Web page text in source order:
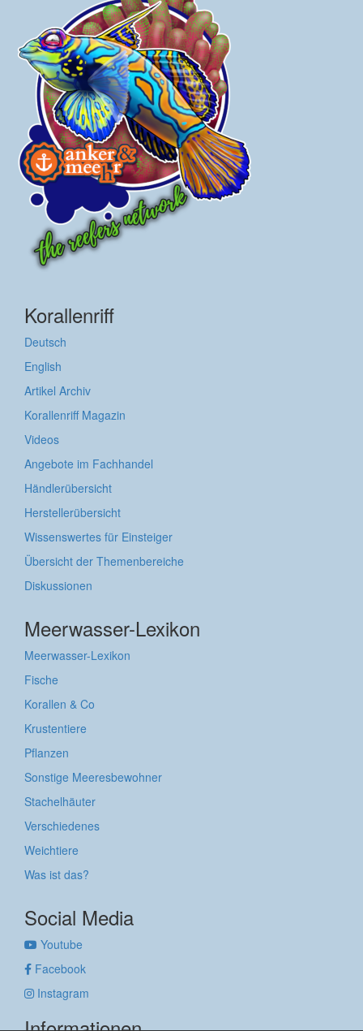
Korallenriff
Deutsch
English
Artikel Archiv
Korallenriff Magazin
Videos
Angebote im Fachhandel
Händlerübersicht
Herstellerübersicht
Wissenswertes für Einsteiger
Übersicht der Themenbereiche
Diskussionen
Meerwasser-Lexikon
Meerwasser-Lexikon
Fische
Korallen & Co
Krustentiere
Pflanzen
Sonstige Meeresbewohner
Stachelhäuter
Verschiedenes
Weichtiere
Was ist das?
Social Media
Youtube
Facebook
Instagram